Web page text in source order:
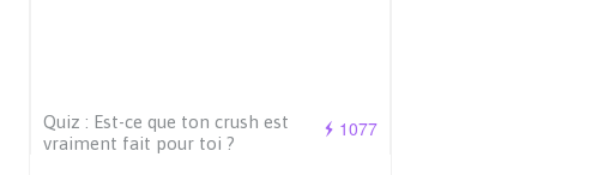
1077
Quiz : Est-ce que ton crush est
vraiment fait pour toi ?